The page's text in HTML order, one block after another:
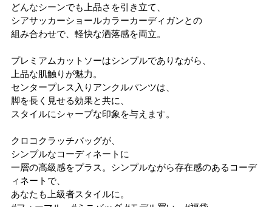
どんなシーンでも上品さを引き立て、
シアサッカーショールカラーカーディガンとの
組み合わせで、軽快な洒落感を両立。
プレミアムカットソーはシンプルでありながら、
上品な肌触りが魅力。
センタープレス入りアンクルパンツは、
脚を長く見せる効果と共に、
スタイルにシャープな印象を与えます。
クロコクラッチバッグが、
シンプルなコーディネートに
一層の高級感をプラス。シンプルながら存在感のあるコーデ
ィネートで、
あなたも上級者スタイルに。